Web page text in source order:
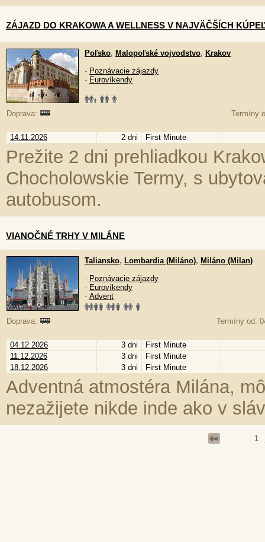
ZÁJAZD DO KRAKOWA A WELLNESS V NAJVÄČŠÍCH
Poľsko, Malopoľské vojvodstvo, Krakov
- Poznávacie zájazdy
- Eurovíkendy
Doprava: Termíny
14.11.2026 2 dni First Minute
Prežite 2 dni prehliadkou
Chocholowskie Termy, s
autobusom.
VIANOČNÉ TRHY V MILÁNE
Taliansko, Lombardia (Miláno), Miláno (Milan)
- Poznávacie zájazdy
- Eurovíkendy
- Advent
Doprava: Termíny od:
04.12.2026 3 dni
First Minute
11.12.2026
3 dni
First Minute
18.12.2026
3 dni First Minute
Adventná atmostéra Milána,
nezažijete nikde inde ako v
1